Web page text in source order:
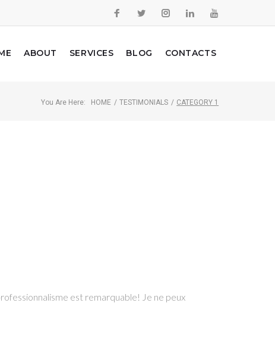
ABOUT SERVICES BLOG CONTACTS
You Are Here: HOME / TESTIMONIALS / CATEGORY 1
est remarquable! Je ne peux